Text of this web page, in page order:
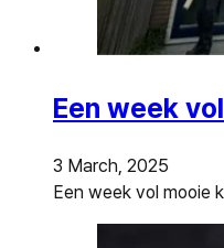
Een week
3 March, 2025
Een week vol mooie